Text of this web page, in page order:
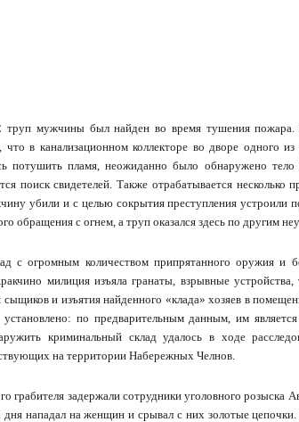
труп мужчины был найден во время тушения
в канализационном коллекторе во дворе одного
потушить пламя, неожиданно было обнаружено тело
поиск свидетелей. Также отрабатывается несколько
убили и с целью сокрытия преступления устроили
обращения с огнем, а труп оказался здесь по другим
с огромным количеством припрятанного оружия и
милиция изъяла гранаты, взрывные
и изъятия найденного «клада» хозяев в
установлено: по предварительным данным, им
криминальный склад удалось в ходе
на территории Набережных Челнов.
грабителя задержали сотрудники уголовного
дня нападал на женщин и срывал с них золотые